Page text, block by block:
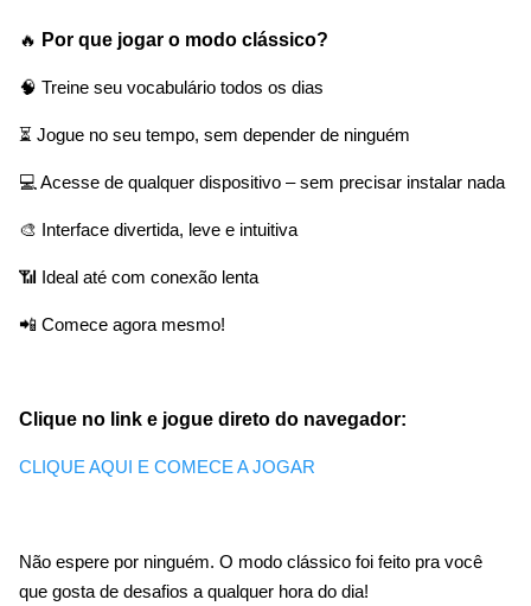
🔥 Por que jogar o modo clássico?
🧠 Treine seu vocabulário todos os dias
⏳ Jogue no seu tempo, sem depender de ninguém
💻 Acesse de qualquer dispositivo – sem precisar instalar nada
🎨 Interface divertida, leve e intuitiva
📶 Ideal até com conexão lenta
📲 Comece agora mesmo!
Clique no link e jogue direto do navegador:
CLIQUE AQUI E COMECE A JOGAR
Não espere por ninguém. O modo clássico foi feito pra você
que gosta de desafios a qualquer hora do dia!